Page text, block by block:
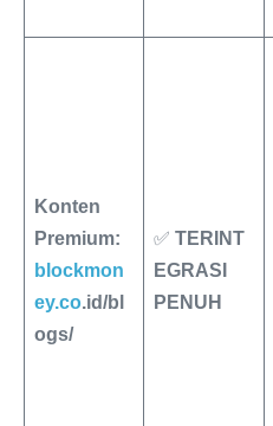
Konten
Premium:
blockmon
ey.co.id/bl
ogs/
✅ TERINT
EGRASI
PENUH